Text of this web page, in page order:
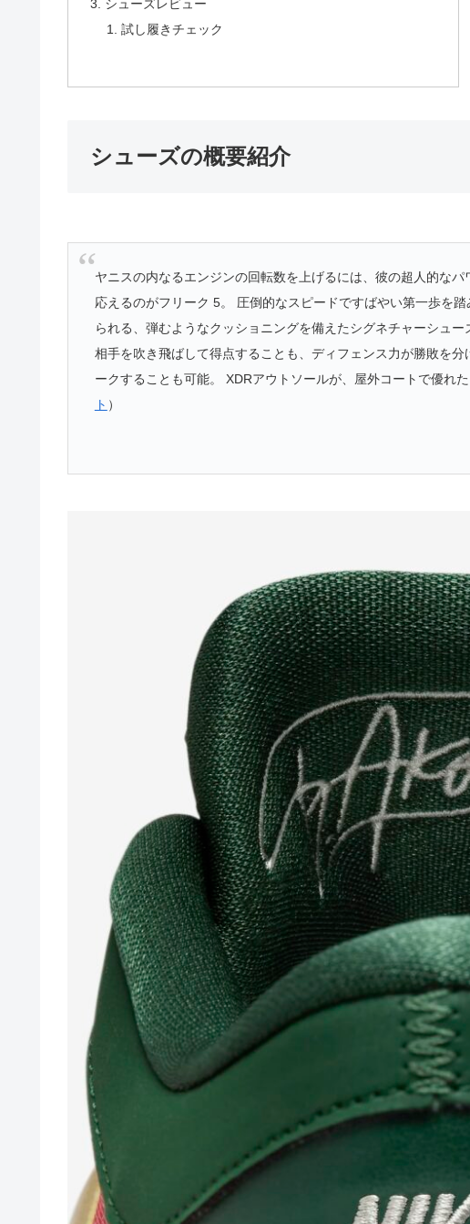
シューズレビュー
試し履きチェック
シューズの概要紹介
ヤニスの内なるエンジンの回転数を上げるには、彼の超人的な
応えるのがフリーク 5。 圧倒的なスピードですばやい第一歩を
られる、弾むようなクッショニングを備えたシグネチャーシュ
相手を吹き飛ばして得点することも、ディフェンス力が勝敗を
ークすることも可能。 XDRアウトソールが、屋外コートで優れ
ト ）